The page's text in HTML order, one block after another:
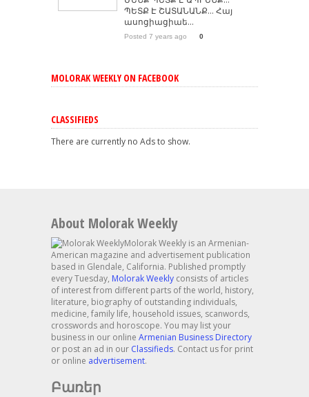
ՊԵՏՔ Է ՇԱՏԱՆԱՆՔ… Հայ
ասոցիացիաե...
Posted 7 years ago 0
MOLORAK WEEKLY ON FACEBOOK
CLASSIFIEDS
There are currently no Ads to show.
About Molorak Weekly
Molorak Weekly is an Armenian-
American magazine and advertisement publication
based in Glendale, California. Published promptly
every Tuesday, Molorak Weekly consists of articles
of interest from different parts of the world, history,
literature, biography of outstanding individuals,
medicine, family life, household issues, scanwords,
crosswords and horoscope. You may list your
business in our online Armenian Business Directory
or post an ad in our Classifieds. Contact us for print
or online advertisement.
Բառեր